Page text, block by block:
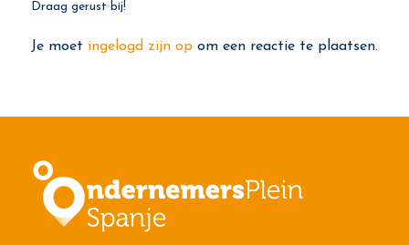
Draag gerust bij!
Je moet ingelogd zijn opom een reactie te plaatsen.